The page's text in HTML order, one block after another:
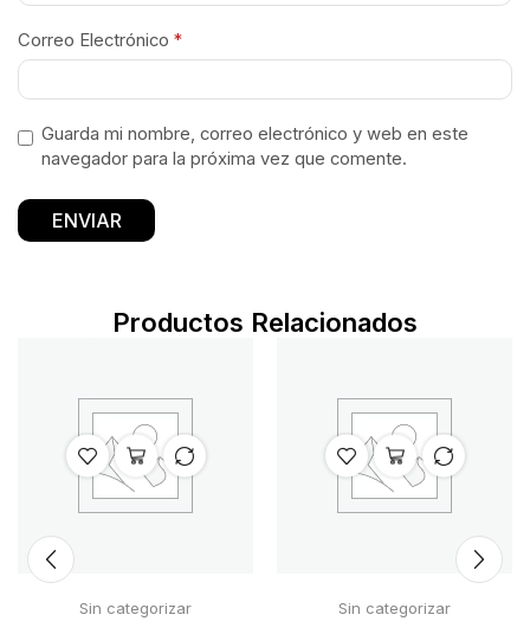
Correo Electrónico *
Guarda mi nombre, correo electrónico y web en este
navegador para la próxima vez que comente.
Productos Relacionados
Sin categorizar Sin categorizar